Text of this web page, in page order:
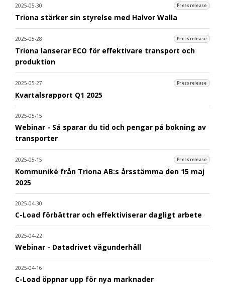
2025-05-30 Pressrelease
Triona stärker sin styrelse med Halvor Walla
2025-05-28 Pressrelease
Triona lanserar ECO för effektivare transport och
produktion
2025-05-27 Pressrelease
Kvartalsrapport Q1 2025
2025-05-15
Webinar - Så sparar du tid och pengar på bokning av
transporter
2025-05-15 Pressrelease
Kommuniké från Triona AB:s årsstämma den 15 maj
2025
2025-04-30
C-Load förbättrar och effektiviserar dagligt arbete
2025-04-22
Webinar - Datadrivet vägunderhåll
2025-04-16
C-Load öppnar upp för nya marknader